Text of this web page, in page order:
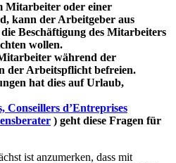
Mitarbeiter oder einer
kann der Arbeitgeber aus
Beschäftigung des Mitarbeiters
wollen.
während der
der Arbeitspflicht befreien.
hat dies auf Urlaub,
Conseillers d’Entreprises
) geht diese Fragen für
ist anzumerken, dass mit